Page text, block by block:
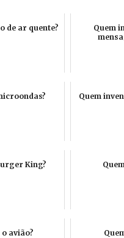
de ar quente?
Quem
Quem
King?
avião?